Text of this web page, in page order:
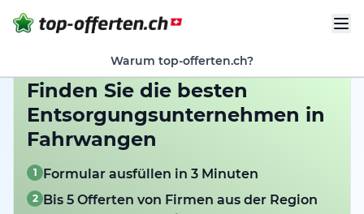
Warum top-offerten.ch?
Finden Sie die besten
Entsorgungsunternehmen in
Fahrwangen
1 Formular ausfüllen in 3 Minuten
2 Bis 5 Offerten von Firmen aus der Region